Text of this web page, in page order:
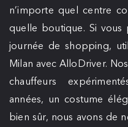
n’importe quel centre
quelle boutique. Si
journée de shopping,
Milan avec AlloDriver.
chauffeurs
années, un costume
bien sûr, nous avons de